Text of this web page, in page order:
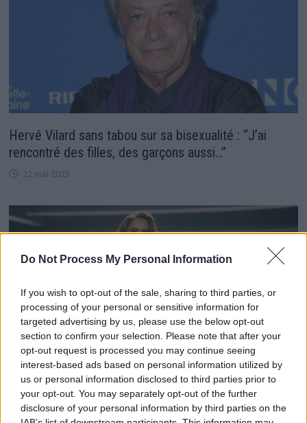
Do Not Process My Personal Information
If you wish to opt-out of the sale, sharing to third parties, or
processing of your personal or sensitive information for
targeted advertising by us, please use the below opt-out
section to confirm your selection. Please note that after your
opt-out request is processed you may continue seeing
interest-based ads based on personal information utilized by
us or personal information disclosed to third parties prior to
your opt-out. You may separately opt-out of the further
disclosure of your personal information by third parties on the
Hervé Vilard sans tabou sur sa bisexualité : “J’ai
rencontré des filles, des garçons aussi…”
22 mai 2025
Adele annonce une pause prolongée dans sa carrière
musicale et voici les raisons !